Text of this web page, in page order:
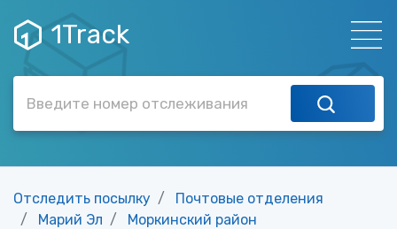
1Track
Отследить посылку
Почтовые отделения
Марий Эл
Моркинский район